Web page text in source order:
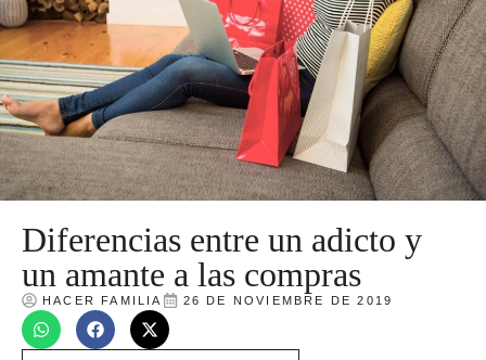
Diferencias entre un adicto y
un amante a las compras
HACER FAMILIA 26 DE NOVIEMBRE DE 2019